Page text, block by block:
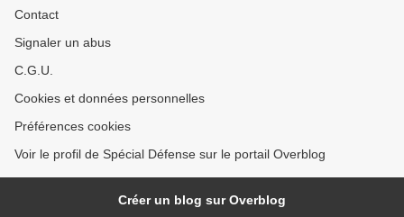
Contact
Signaler un abus
C.G.U.
Cookies et données personnelles
Préférences cookies
Voir le profil de Spécial Défense sur le portail Overblog
Créer un blog sur Overblog